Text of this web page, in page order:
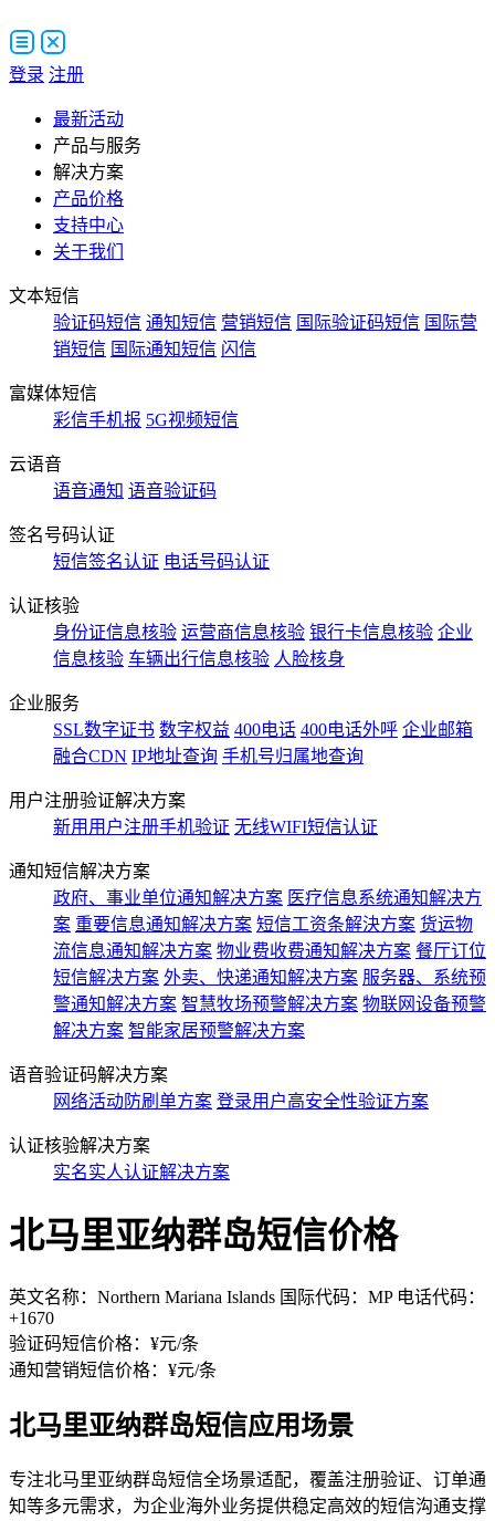
登录 注册
最新活动
产品与服务
解决方案
产品价格
支持中心
关于我们
文本短信
验证码短信 通知短信 营销短信 国际验证码短信 国际营
销短信 国际通知短信 闪信
富媒体短信
彩信手机报 5G视频短信
云语音
语音通知 语音验证码
签名号码认证
短信签名认证 电话号码认证
认证核验
身份证信息核验 运营商信息核验 银行卡信息核验 企业
信息核验 车辆出行信息核验 人脸核身
企业服务
SSL数字证书 数字权益 400电话 400电话外呼 企业邮箱
融合CDN IP地址查询 手机号归属地查询
用户注册验证解决方案
新用用户注册手机验证 无线WIFI短信认证
通知短信解决方案
政府、事业单位通知解决方案 医疗信息系统通知解决方
案 重要信息通知解决方案 短信工资条解決方案 货运物
流信息通知解决方案 物业费收费通知解决方案 餐厅订位
短信解决方案 外卖、快递通知解决方案 服务器、系统预
警通知解决方案 智慧牧场预警解决方案 物联网设备预警
解决方案 智能家居预警解决方案
语音验证码解决方案
网络活动防刷单方案 登录用户高安全性验证方案
认证核验解决方案
实名实人认证解决方案
北马里亚纳群岛短信价格
英文名称：Northern Mariana Islands 国际代码：MP 电话代码：
+1670
验证码短信价格：¥元/条
通知营销短信价格：¥元/条
北马里亚纳群岛短信应用场景
专注北马里亚纳群岛短信全场景适配，覆盖注册验证、订单通
知等多元需求，为企业海外业务提供稳定高效的短信沟通支撑